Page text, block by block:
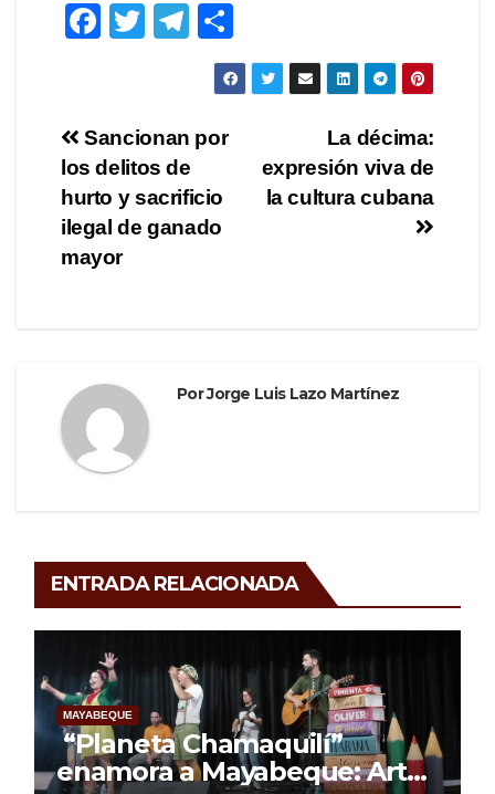
F
e
b
o
o
k
T
er
T
el
gr
a
m
o
m
ar
Navegación
de
entradas
La décima:
expresión viva de
la cultura cubana
Sancionan por
los delitos de
hurto y sacrificio
ilegal de ganado
mayor
PorJorge Luis Lazo Martínez
ENTRADA RELACIONADA
MAYABEQUE
“Planeta Chamaquilí”
enamora a Mayabeque: Arte,